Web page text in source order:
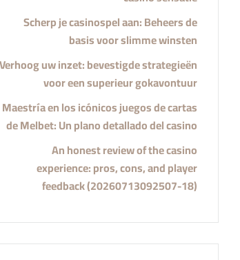
Scherp je casinospel aan: Beheers de
basis voor slimme winsten
Verhoog uw inzet: bevestigde strategieën
voor een superieur gokavontuur
Maestría en los icónicos juegos de cartas
de Melbet: Un plano detallado del casino
An honest review of the casino
experience: pros, cons, and player
feedback (20260713092507-18)